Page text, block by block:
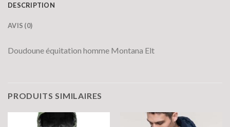
DESCRIPTION
AVIS (0)
Doudoune équitation homme Montana Elt
PRODUITS SIMILAIRES